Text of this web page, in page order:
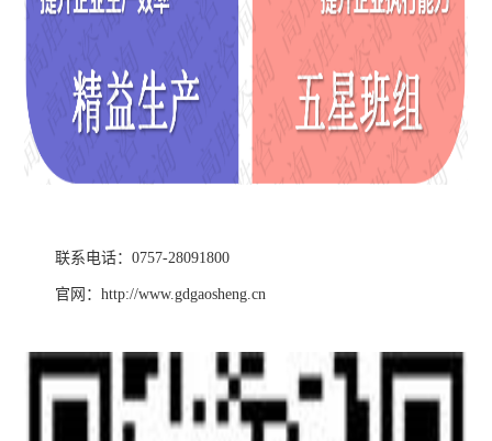
联系电话：0757-28091800
官网：http://www.gdgaosheng.cn